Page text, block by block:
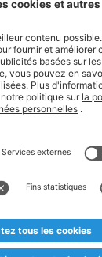
et mentions
temporairement et
bien étudié,
stock. Prix
la forme